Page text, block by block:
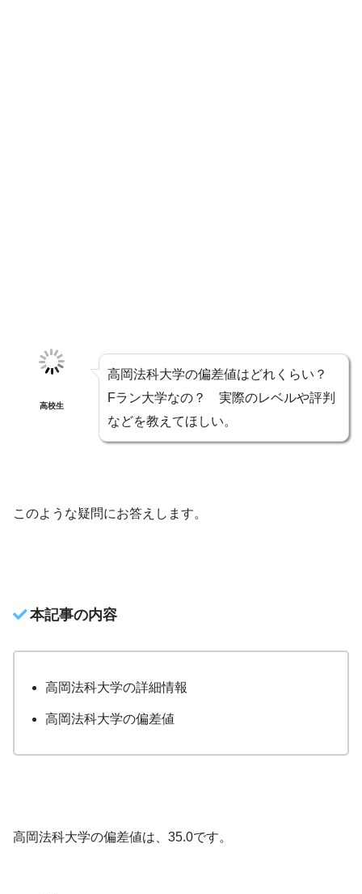
高校生
高岡法科大学の偏差値はどれくらい？
Fラン大学なの？ 実際のレベルや評判
などを教えてほしい。
このような疑問にお答えします。
本記事の内容
高岡法科大学の詳細情報
高岡法科大学の偏差値
高岡法科大学の偏差値は、35.0です。